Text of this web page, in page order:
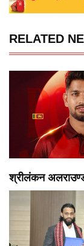
RELATED
श्रीलंकन